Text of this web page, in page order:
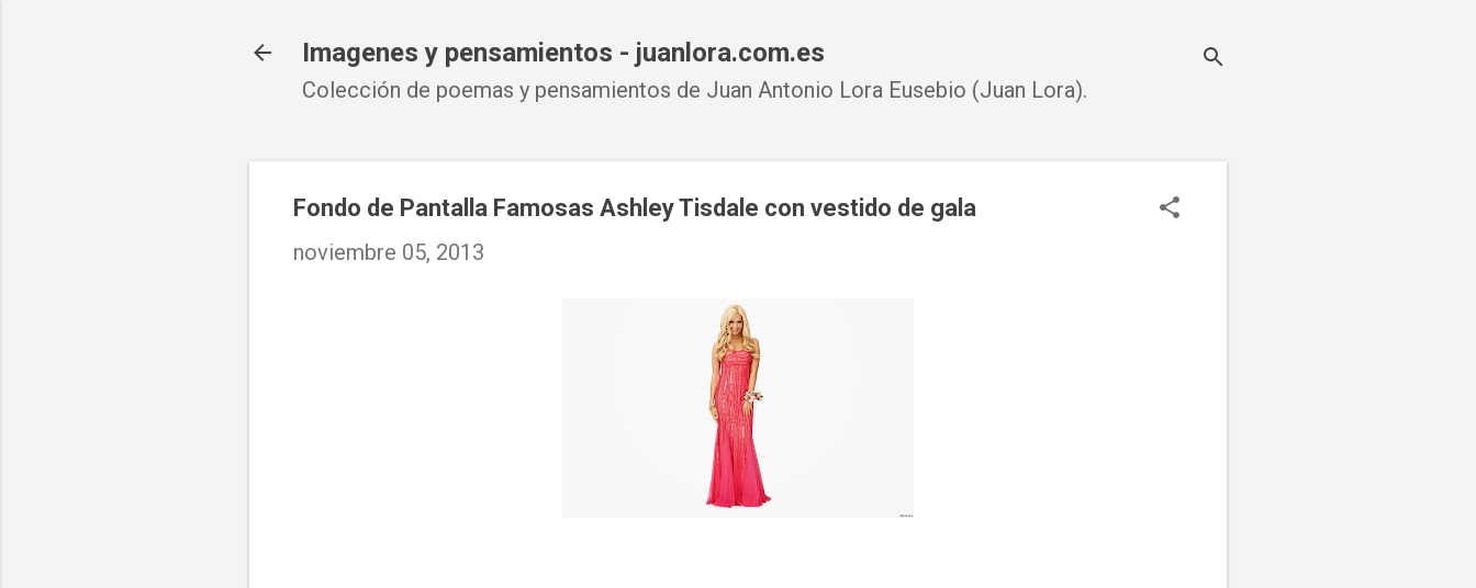
Imagenes y pensamientos - juanlora.com.es
Colección de poemas y pensamientos de Juan Antonio Lora Eusebio (Juan Lora).
Fondo de Pantalla Famosas Ashley Tisdale con vestido de gala
noviembre 05, 2013